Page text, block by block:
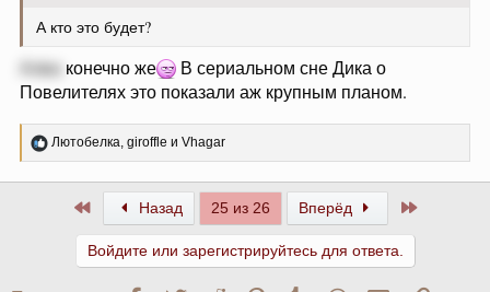
А кто это будет?
Алва конечно же
В сериальном сне Дика о
Повелителях это показали аж крупным планом.
Р
е
Лютобелка, giroffle и Vhagar
ПервыйНазад 25 из 26 Вперёд
Войдите или зарегистрируйтесь для ответа.